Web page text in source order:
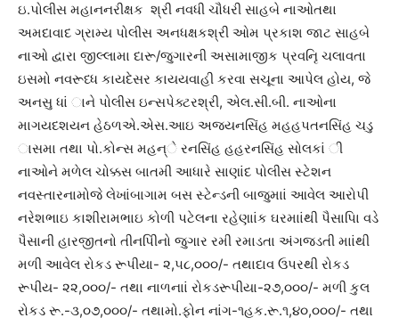
ઇ.પોલીસ મહાનનરીક્ષક શ્રી નવધી ચૌધરી સાહબે નાઓતથા
અમદાવાદ ગ્રામ્ય પોલીસ અનધક્ષકશ્રી ઓમ પ્રકાશ જાટ સાહબે
નાઓ દ્વારા જીલ્લામા દારૂ/જુગારની અસામાજીક પ્રવનૃિ ચલાવતા
ઇસમો નવરૂધ્ધ કાયદેસર કાયયવાહી કરવા સચૂના આપેલ હોય, જે
અનસુ ધાં ાને પોલીસ ઇન્સપેક્ટરશ્રી, એલ.સી.બી. નાઓના
માગયદશયન હેઠળએ.એસ.આઇ અજયનસિંહ મહહપતનસિંહ ચડુ
ાસમા તથા પો.કોન્સ મહન્ે રનસિંહ હહરનસિંહ સોલકાં ી
નાઓને મળેલ ચોક્કસ બાતમી આધારે સાણાંદ પોલીસ સ્ટેશન
નવસ્તારનામોજે લેખાંબાગામ બસ સ્ટેન્ડની બાજુમાાં આવેલ આરોપી
નરેશભાઇ કાશીરામભાઇ કોળી પટેલના રહેણાાંક ઘરમાાંથી પૈસાપિા વડે
પૈસાની હારજીતનો તીનપિીનો જુગાર રમી રમાડતા અંગજડતી માાંથી
મળી આવેલ રોકડ રૂપીયા- ૨,૫૮,૦૦૦/- તથાદાવ ઉપરથી રોકડ
રૂપીય- ૨૨,૦૦૦/- તથા નાળનાાં રોકડરૂપીયા-૨૭,૦૦૦/- મળી કુલ
રોકડ રૂ.-૩,૦૭,૦૦૦/- તથામો.ફોન નાંગ-૧હક.રૂ.૧,૪૦,૦૦૦/- તથા